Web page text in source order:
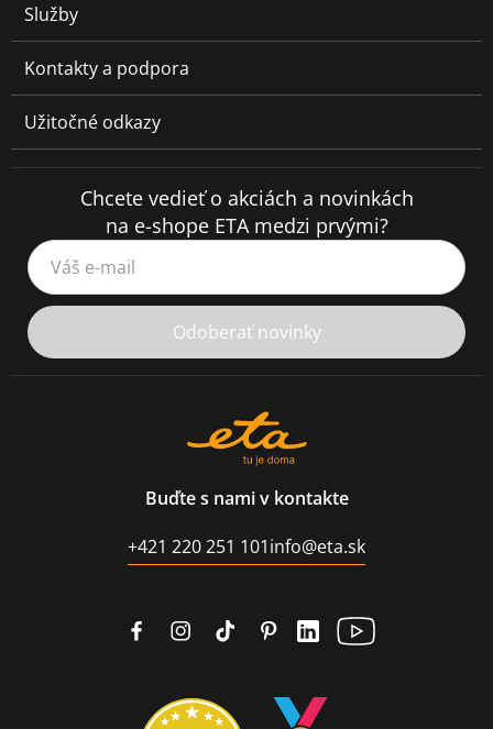
Služby
Kontakty a podpora
Užitočné odkazy
Chcete vedieť o akciách a novinkách
na e-shope ETA medzi prvými?
Váš e-mail
Odoberať novinky
Buďte s nami v kontakte
+421 220 251 101info@eta.sk